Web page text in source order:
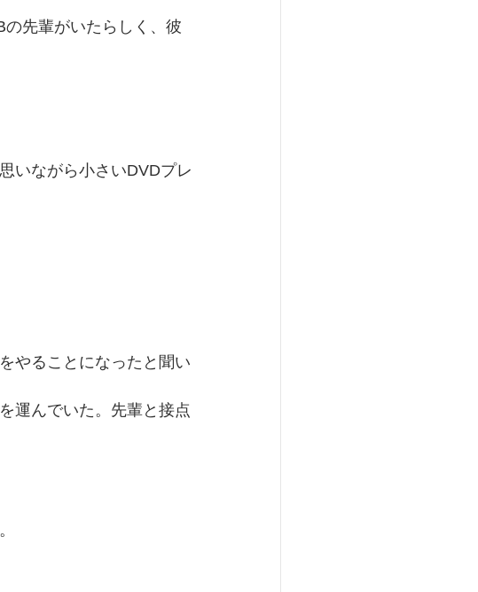
先輩がいたらしく、彼
いながら小さいDVDプレ
やることになったと聞い
運んでいた。先輩と接点